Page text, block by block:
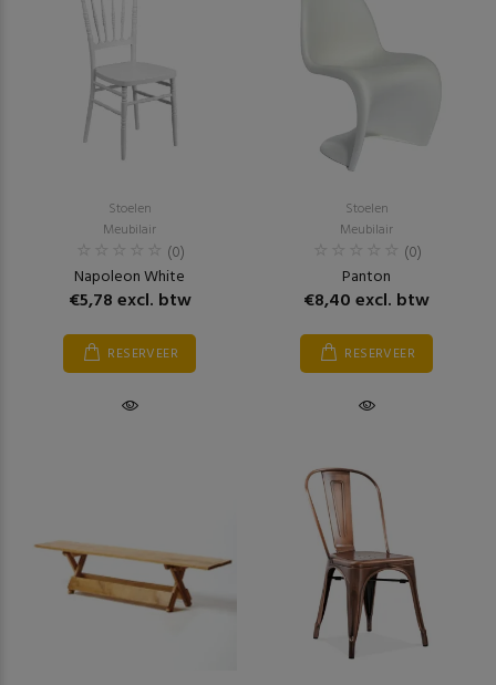
Stoelen
Meubilair
(0)
Napoleon White
€5,78 excl. btw
RESERVEER
Stoelen
Meubilair
(0)
Panton
€8,40 excl. btw
RESERVEER